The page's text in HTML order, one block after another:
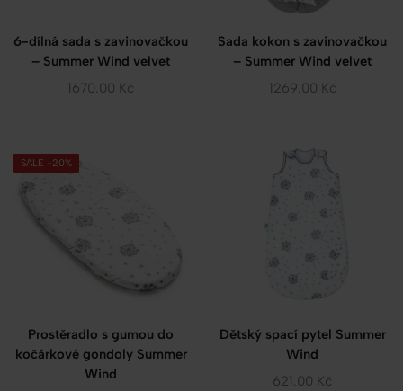
6-dílná sada s zavinovačkou
– Summer Wind velvet
1670.00 Kč
Sada kokon s zavinovačkou
– Summer Wind velvet
1269.00 Kč
SALE -20%
Prostěradlo s gumou do
kočárkové gondoly Summer
Wind
Dětský spací pytel Summer
Wind
621.00 Kč